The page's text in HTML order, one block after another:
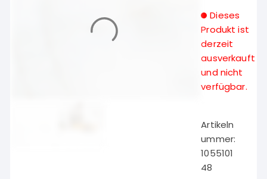
Dieses
Produkt ist
derzeit
ausverkauft
und nicht
verfügbar.
Artikeln
ummer:
1055101
48